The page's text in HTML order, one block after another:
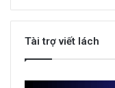
Tài trợ viết lách